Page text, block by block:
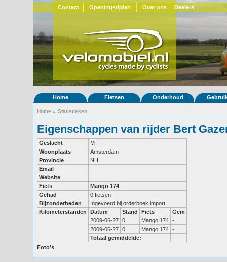
Contact Openingstijden Over ons Dealers
Home Fietsen Onderhoud
Home » Statistieken
Eigenschappen van rijder Bert
Geslacht
M
Woonplaats
Amsterdam
Provincie
NH
Email
Website
Fiets
Mango 174
Gehad
0 fietsen
Bijzonderheden
Ingevoerd bij orderboek import
Kilometerstanden
Datum Stand Fiets
Gem
2009-06-27 0 Mango 174 -
2009-06-27 0 Mango 174 -
Totaal gemiddelde:
-
Foto's